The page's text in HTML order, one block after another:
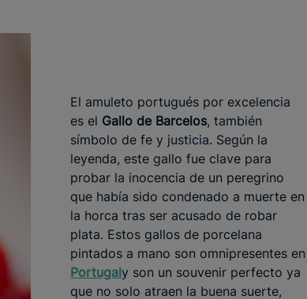
El amuleto portugués por excelencia
es el Gallo de Barcelos, también
símbolo de fe y justicia. Según la
leyenda, este gallo fue clave para
probar la inocencia de un peregrino
que había sido condenado a muerte en
la horca tras ser acusado de robar
plata. Estos gallos de porcelana
pintados a mano son omnipresentes en
Portugaly son un souvenir perfecto ya
que no solo atraen la buena suerte,